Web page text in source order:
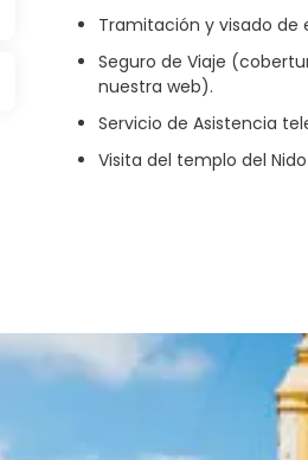
Tramitación y visado de
Seguro de Viaje
nuestra web).
Servicio de Asistencia
Visita del templo del